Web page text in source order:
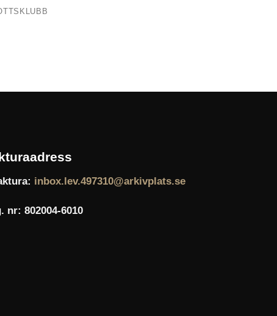
inbox.lev.497310@arkivplats.se
nr: 802004-6010